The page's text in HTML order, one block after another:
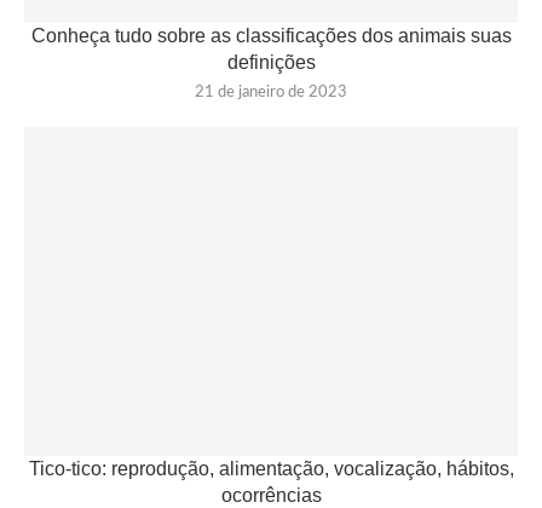
Conheça tudo sobre as classificações dos animais suas
definições
21 de janeiro de 2023
Tico-tico: reprodução, alimentação, vocalização, hábitos,
ocorrências